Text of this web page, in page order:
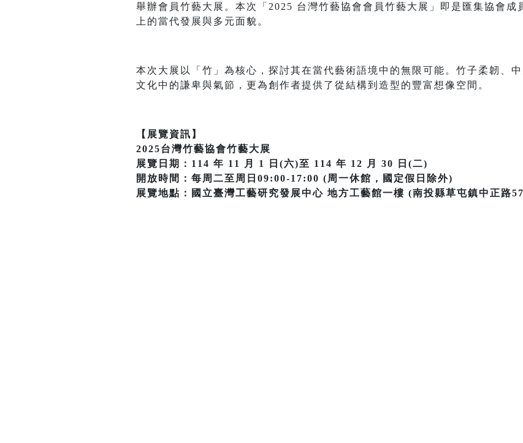
舉辦會員竹藝大展。本次「2025 台灣竹藝協會會員竹藝大展」即是匯集協會成
上的當代發展與多元面貌。
本次大展以「竹」為核心，探討其在當代藝術語境中的無限可能。竹子柔韌、
文化中的謙卑與氣節，更為創作者提供了從結構到造型的豐富想像空間。
【展覽資訊】
2025台灣竹藝協會竹藝大展
展覽日期：114 年 11 月 1 日(六)至 114 年 12 月 30 日(二)
開放時間：每周二至周日09:00-17:00 (周一休館，國定假日除外)
展覽地點：國立臺灣工藝研究發展中心 地方工藝館一樓 (南投縣草屯鎮中正路